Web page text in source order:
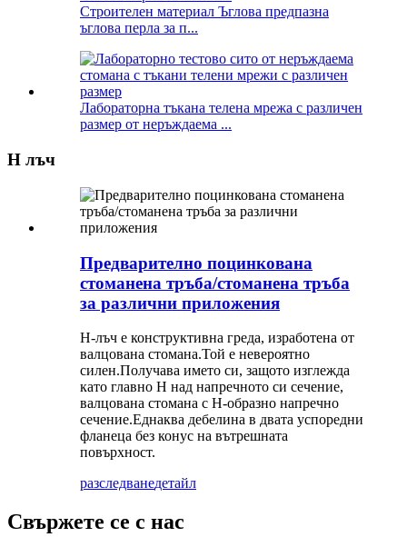
Строителен материал Ъглова предпазна
ъглова перла за п...
Лабораторна тъкана телена мрежа с различен
размер от неръждаема ...
H лъч
Предварително поцинкована
стоманена тръба/стоманена тръба
за различни приложения
H-лъч е конструктивна греда, изработена от
валцована стомана.Той е невероятно
силен.Получава името си, защото изглежда
като главно H над напречното си сечение,
валцована стомана с H-образно напречно
сечение.Еднаква дебелина в двата успоредни
фланеца без конус на вътрешната
повърхност.
разследванедетайл
Свържете се с нас